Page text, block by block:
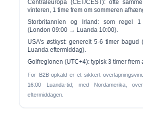
Centraleuropa (CET/CEST): ofte
vinteren, 1 time frem om sommeren
Storbritannien og Irland:som regel 1
(London 09:00 → Luanda 10:00).
USA's østkyst: generelt5-6 timer bagud
Luanda eftermiddag).
Golfregionen (UTC+4): typisk3 timer frem
For B2B-opkald er et sikkert
16:00 Luanda-tid; med Nordamerika,
eftermiddagen.